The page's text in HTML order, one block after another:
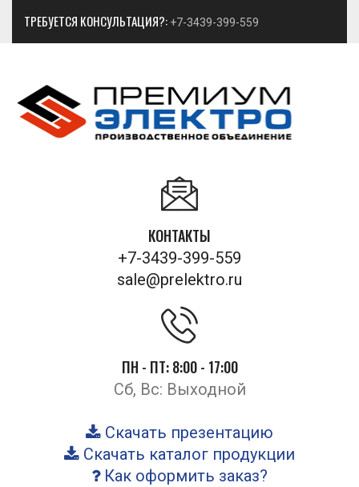
ТРЕБУЕТСЯ КОНСУЛЬТАЦИЯ?: +7-3439-399-559
КОНТАКТЫ
+7-3439-399-559
sale@prelektro.ru
ПН - ПТ: 8:00 - 17:00
Сб, Вс: Выходной
Скачать презентацию
Скачать каталог продукции
Как оформить заказ?